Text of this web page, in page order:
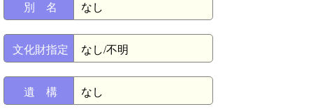
別 名 なし
文化財指定 なし/不明
遺 構 なし